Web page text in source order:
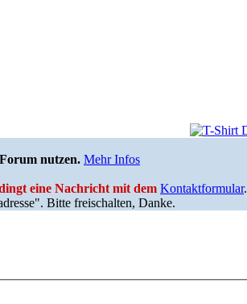
nutzen. Mehr Infos
eine Nachricht mit dem Kontaktformular.
Bitte freischalten, Danke.